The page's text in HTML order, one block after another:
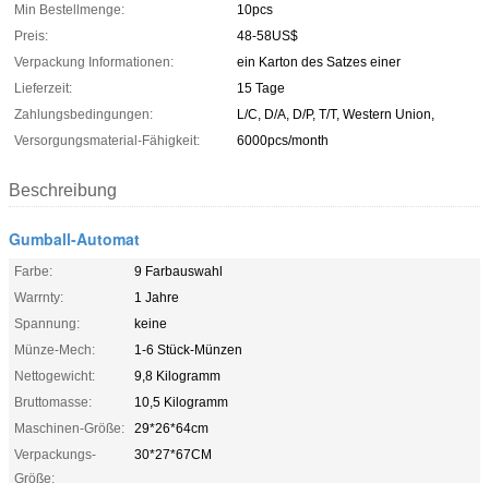
Min Bestellmenge:
10pcs
Preis:
48-58US$
Verpackung Informationen:
ein Karton des Satzes einer
Lieferzeit:
15 Tage
Zahlungsbedingungen:
L/C, D/A, D/P, T/T, Western Union,
Versorgungsmaterial-Fähigkeit:
6000pcs/month
Beschreibung
Gumball-Automat
Farbe:
9 Farbauswahl
Warrnty:
1 Jahre
Spannung:
keine
Münze-Mech:
1-6 Stück-Münzen
Nettogewicht:
9,8 Kilogramm
Bruttomasse:
10,5 Kilogramm
Maschinen-Größe:
29*26*64cm
Verpackungs-
Größe:
30*27*67CM